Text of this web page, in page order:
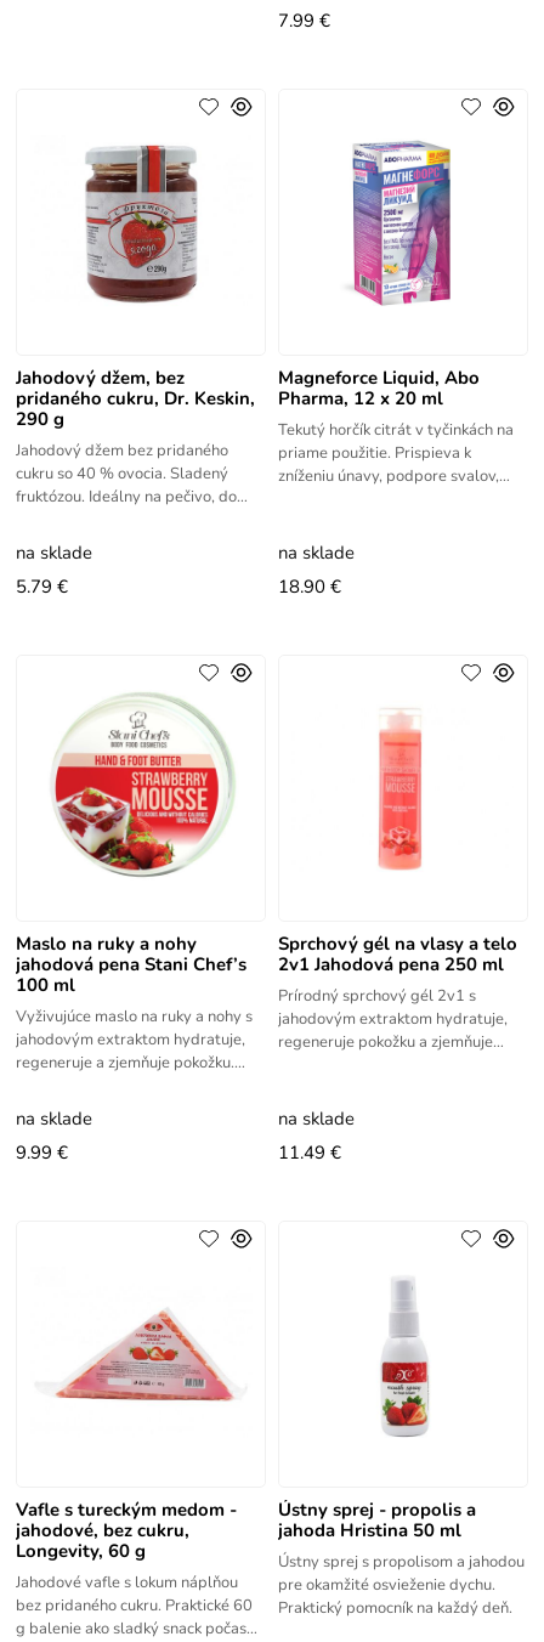
7.99 €
Jahodový džem, bez
pridaného cukru, Dr. Keskin,
290 g
Jahodový džem bez pridaného
cukru so 40 % ovocia. Sladený
fruktózou. Ideálny na pečivo, do
na sklade
5.79 €
Magneforce Liquid, Abo
Pharma, 12 x 20 ml
Tekutý horčík citrát v tyčinkách na
priame použitie. Prispieva k
zníženiu únavy, podpore svalov,
na sklade
18.90 €
Maslo na ruky a nohy
jahodová pena Stani Chef’s
100 ml
Vyživujúce maslo na ruky a nohy s
jahodovým extraktom hydratuje,
regeneruje a zjemňuje pokožku.
na sklade
9.99 €
Sprchový gél na vlasy a telo
2v1 Jahodová pena 250 ml
Prírodný sprchový gél 2v1 s
jahodovým extraktom hydratuje,
regeneruje pokožku a zjemňuje
na sklade
11.49 €
Vafle s tureckým medom -
jahodové, bez cukru,
Longevity, 60 g
Jahodové vafle s lokum náplňou
bez pridaného cukru. Praktické 60
g balenie ako sladký snack počas
Ústny sprej - propolis a
jahoda Hristina 50 ml
Ústny sprej s propolisom a jahodou
pre okamžité osvieženie dychu.
Praktický pomocník na každý deň.